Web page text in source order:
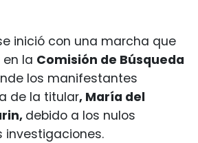
inició con una marcha que
la Comisión de Búsqueda
los manifestantes
de la titular, María del
debido a los nulos
investigaciones.